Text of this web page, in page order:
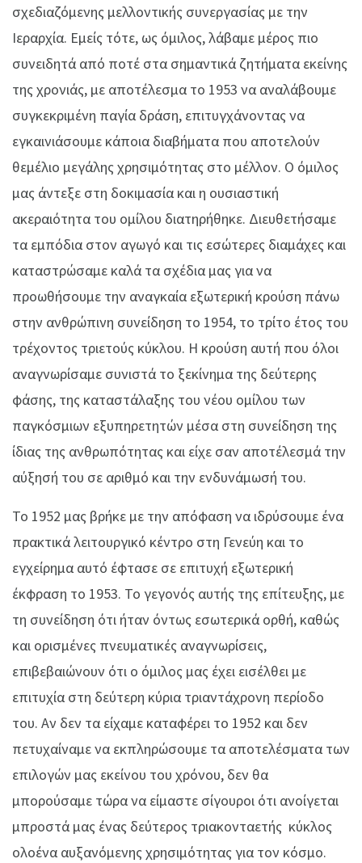
σχεδιαζόμενης μελλοντικής συνεργασίας με την
Ιεραρχία. Εμείς τότε, ως όμιλος, λάβαμε μέρος πιο
συνειδητά από ποτέ στα σημαντικά ζητήματα εκείνης
της χρονιάς, με αποτέλεσμα το 1953 να αναλάβουμε
συγκεκριμένη παγία δράση, επιτυγχάνοντας να
εγκαινιάσουμε κάποια διαβήματα που αποτελούν
θεμέλιο μεγάλης χρησιμότητας στο μέλλον. Ο όμιλος
μας άντεξε στη δοκιμασία και η ουσιαστική
ακεραιότητα του ομίλου διατηρήθηκε. Διευθετήσαμε
τα εμπόδια στον αγωγό και τις εσώτερες διαμάχες και
καταστρώσαμε καλά τα σχέδια μας για να
προωθήσουμε την αναγκαία εξωτερική κρούση πάνω
στην ανθρώπινη συνείδηση το 1954, το τρίτο έτος του
τρέχοντος τριετούς κύκλου. Η κρούση αυτή που όλοι
αναγνωρίσαμε συνιστά το ξεκίνημα της δεύτερης
φάσης, της καταστάλαξης του νέου ομίλου των
παγκόσμιων εξυπηρετητών μέσα στη συνείδηση της
ίδιας της ανθρωπότητας και είχε σαν αποτέλεσμά την
αύξησή του σε αριθμό και την ενδυνάμωσή του.
Το 1952 μας βρήκε με την απόφαση να ιδρύσουμε ένα
πρακτικά λειτουργικό κέντρο στη Γενεύη και το
εγχείρημα αυτό έφτασε σε επιτυχή εξωτερική
έκφραση το 1953. Το γεγονός αυτής της επίτευξης, με
τη συνείδηση ότι ήταν όντως εσωτερικά ορθή, καθώς
και ορισμένες πνευματικές αναγνωρίσεις,
επιβεβαιώνουν ότι ο όμιλος μας έχει εισέλθει με
επιτυχία στη δεύτερη κύρια τριαντάχρονη περίοδο
του. Αν δεν τα είχαμε καταφέρει το 1952 και δεν
πετυχαίναμε να εκπληρώσουμε τα αποτελέσματα των
επιλογών μας εκείνου του χρόνου, δεν θα
μπορούσαμε τώρα να είμαστε σίγουροι ότι ανοίγεται
μπροστά μας ένας δεύτερος τριακονταετής κύκλος
ολοένα αυξανόμενης χρησιμότητας για τον κόσμο.